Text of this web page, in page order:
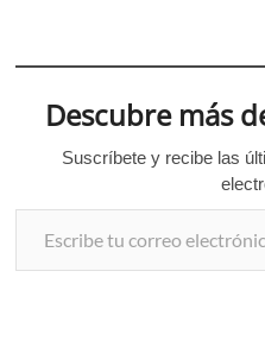
Descubre más
Suscríbete y recibe las
Escribe tu correo electrónico…